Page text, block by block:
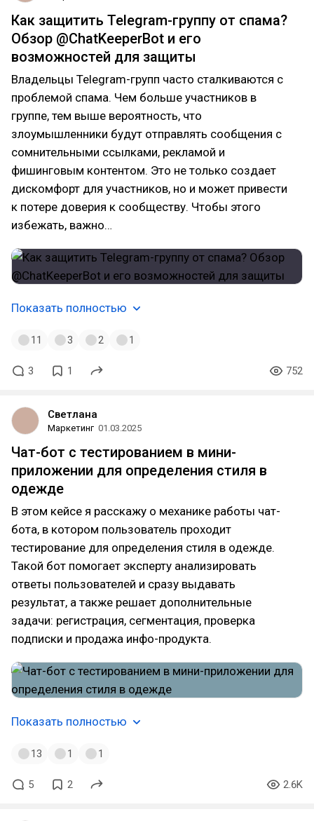
Как защитить Telegram-группу от спама?
Обзор @ChatKeeperBot и его
возможностей для защиты
Владельцы Telegram-групп часто сталкиваются с
проблемой спама. Чем больше участников в
группе, тем выше вероятность, что
злоумышленники будут отправлять сообщения с
сомнительными ссылками, рекламой и
фишинговым контентом. Это не только создает
дискомфорт для участников, но и может привести
к потере доверия к сообществу. Чтобы этого
избежать, важно…
Показать полностью
11 3 2 1
3 1 752
Светлана
Маркетинг 01.03.2025
Чат-бот с тестированием в мини-
приложении для определения стиля в
одежде
В этом кейсе я расскажу о механике работы чат-
бота, в котором пользователь проходит
тестирование для определения стиля в одежде.
Такой бот помогает эксперту анализировать
ответы пользователей и сразу выдавать
результат, а также решает дополнительные
задачи: регистрация, сегментация, проверка
подписки и продажа инфо-продукта.
Показать полностью
13 1 1
5 2 2.6K